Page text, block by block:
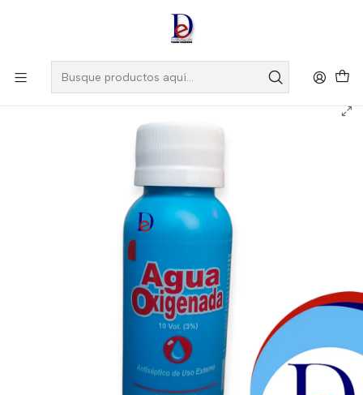
, Si eres nuevo regístrate
AGUA OXIGENADA 3% X 60 ML - - COASPHARMA- UBI 37-F